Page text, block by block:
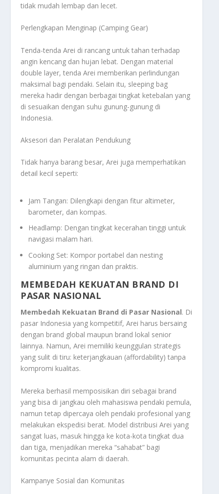
tidak mudah lembap dan lecet.
Perlengkapan Menginap (Camping Gear)
Tenda-tenda Arei di rancang untuk tahan terhadap
angin kencang dan hujan lebat. Dengan material
double layer, tenda Arei memberikan perlindungan
maksimal bagi pendaki. Selain itu, sleeping bag
mereka hadir dengan berbagai tingkat ketebalan yang
di sesuaikan dengan suhu gunung-gunung di
Indonesia.
Aksesori dan Peralatan Pendukung
Tidak hanya barang besar, Arei juga memperhatikan
detail kecil seperti:
Jam Tangan: Dilengkapi dengan fitur altimeter,
barometer, dan kompas.
Headlamp: Dengan tingkat kecerahan tinggi untuk
navigasi malam hari.
Cooking Set: Kompor portabel dan nesting
aluminium yang ringan dan praktis.
MEMBEDAH KEKUATAN BRAND DI
PASAR NASIONAL
Membedah Kekuatan Brand di Pasar Nasional. Di
pasar Indonesia yang kompetitif, Arei harus bersaing
dengan brand global maupun brand lokal senior
lainnya. Namun, Arei memiliki keunggulan strategis
yang sulit di tiru: keterjangkauan (affordability) tanpa
kompromi kualitas.
Mereka berhasil memposisikan diri sebagai brand
yang bisa di jangkau oleh mahasiswa pendaki pemula,
namun tetap dipercaya oleh pendaki profesional yang
melakukan ekspedisi berat. Model distribusi Arei yang
sangat luas, masuk hingga ke kota-kota tingkat dua
dan tiga, menjadikan mereka “sahabat” bagi
komunitas pecinta alam di daerah.
Kampanye Sosial dan Komunitas